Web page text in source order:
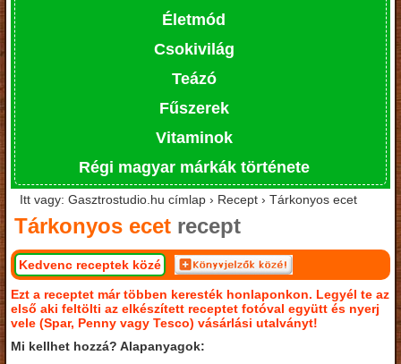
Életmód
Csokivilág
Teázó
Fűszerek
Vitaminok
Régi magyar márkák története
Itt vagy: Gasztrostudio.hu címlap › Recept › Tárkonyos ecet
Tárkonyos ecet recept
Kedvenc receptek közé
Ezt a receptet már többen keresték honlaponkon. Legyél te az
első aki feltölti az elkészített receptet fotóval együtt és nyerj
vele (Spar, Penny vagy Tesco) vásárlási utalványt!
Mi kellhet hozzá? Alapanyagok: